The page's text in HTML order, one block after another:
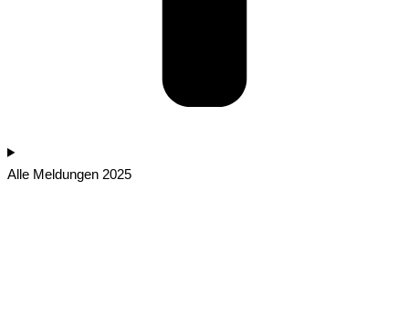
Alle Meldungen 2025